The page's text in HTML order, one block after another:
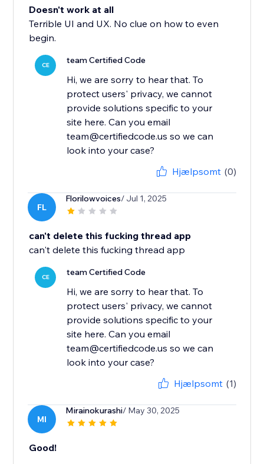
Doesn't work at all
Terrible UI and UX. No clue on how to even
begin.
CE team Certified Code
Hi, we are sorry to hear that. To
protect users' privacy, we cannot
provide solutions specific to your
site here. Can you email
team@certifiedcode.us so we can
look into your case?
Hjælpsomt (0)
FL
Florilowvoices/ Jul 1, 2025
can't delete this fucking thread app
can't delete this fucking thread app
CE team Certified Code
Hi, we are sorry to hear that. To
protect users' privacy, we cannot
provide solutions specific to your
site here. Can you email
team@certifiedcode.us so we can
look into your case?
Hjælpsomt (1)
MI
Mirainokurashi/ May 30, 2025
Good!